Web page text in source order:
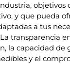
objetivos
y que pueda
a tus
transparencia
la capacidad de
y el